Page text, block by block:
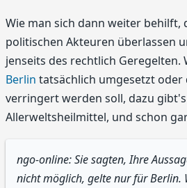
Wie man sich dann weiter behilft,
politischen Akteuren überlassen
jenseits des rechtlich Geregelten.
Berlin tatsächlich umgesetzt oder
verringert werden soll, dazu
Allerweltsheilmittel, und schon
ngo-online: Sie sagten, Ihre
nicht möglich, gelte nur für Berlin.